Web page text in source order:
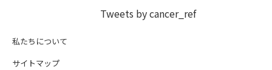
Tweets by cancer_ref
私たちについて
サイトマップ